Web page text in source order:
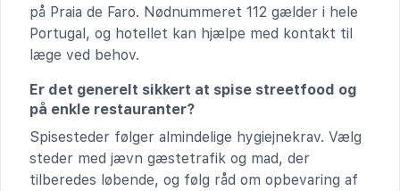
på Praia de Faro. Nødnummeret 112 gælder i hele
Portugal, og hotellet kan hjælpe med kontakt til
læge ved behov.
Er det generelt sikkert at spise streetfood og
på enkle restauranter?
Spisesteder følger almindelige hygiejnekrav. Vælg
steder med jævn gæstetrafik og mad, der
tilberedes løbende, og følg råd om opbevaring af